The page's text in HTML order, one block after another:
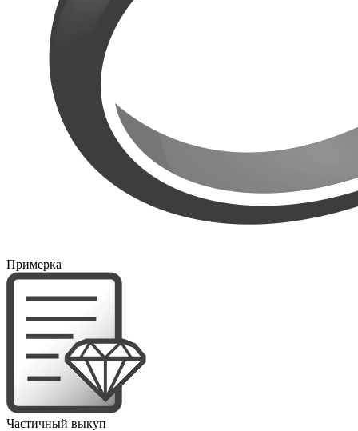
Примерка
Частичный выкуп